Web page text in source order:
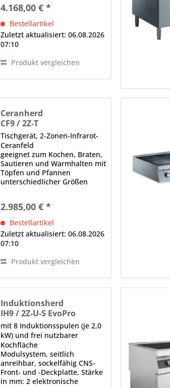
4.168,00 € *
Bestellartikel
Zuletzt aktualisiert: 06.08.2026
07:10
Produkt vergleichen
Ceranherd
CF9 / 2Z-T
Tischgerät, 2-Zonen-Infrarot-
Ceranfeld
geeignet zum Kochen, Braten,
Sautieren und Warmhalten mit
Töpfen und Pfannen
unterschiedlicher Größen
Heizelementen für schnelle
und effiziente
Wärmeübertragung
Ausstattung mit...
2.985,00 € *
Bestellartikel
Zuletzt aktualisiert: 06.08.2026
07:10
Produkt vergleichen
Induktionsherd
IH9 / 2Z-U-S EvoPro
mit 8 Induktionsspulen (je 2,0
kW) und frei nutzbarer
Kochfläche
Modulsystem, seitlich
anreihbar, sockelfähig CNS-
Front- und -Deckplatte, Stärke
in mm: 2 elektronische